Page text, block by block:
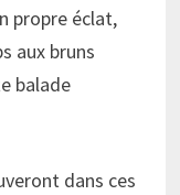
propre éclat,
aux bruns
balade
dans ces